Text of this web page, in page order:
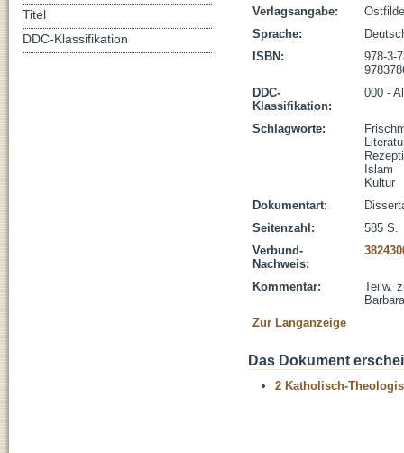
Verlagsangabe:
Sprache:
ISBN:
978-3-
DDC-
Klassifikation:
000 -
Schlagworte:
Islam
Kultur
Dokumentart:
Seitenzahl:
585 S.
Verbund-
Nachweis:
Kommentar:
Teilw.
Zur Langanzeige
Das Dokument
2 Katholisch-
Titel
DDC-Klassifikation